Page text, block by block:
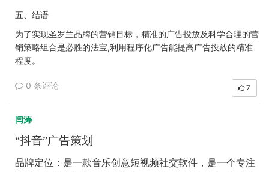
五、 结语
为了实现圣罗兰品牌的营销目标，精准的广告投放及科学合理的营
销策略组合是必胜的法宝,利用程序化广告能提高广告投放的精准
程度。
0 条评论 7
闫涛
“抖音”广告策划
品牌定位 ：是一款音乐创意短视频社交软件，是一个专注